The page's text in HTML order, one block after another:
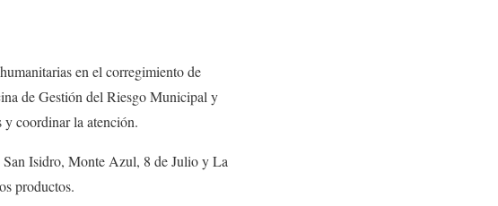
en el corregimiento de
de Gestión del Riesgo Municipal y
y coordinar la atención.
San Isidro, Monte Azul, 8 de Julio y La
productos.